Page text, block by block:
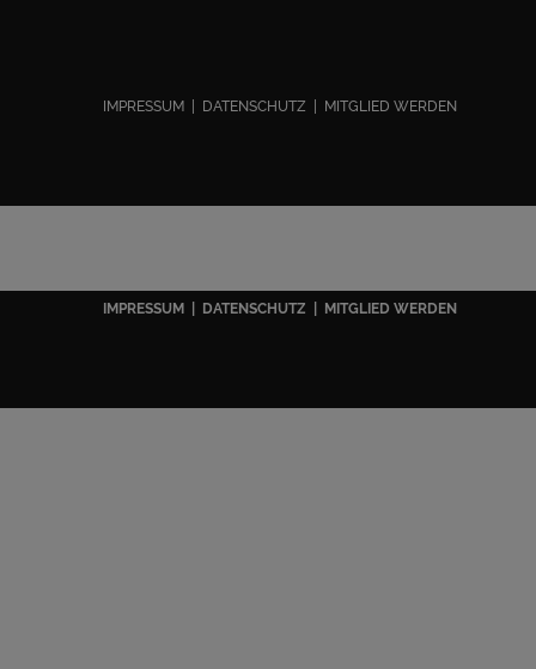
IMPRESSUM | DATENSCHUTZ | MITGLIED WERDEN
IMPRESSUM DATENSCHUTZ MITGLIED WERDEN